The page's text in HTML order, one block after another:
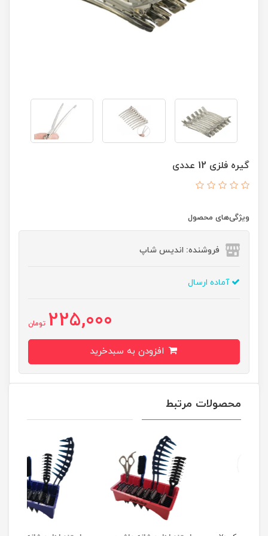
گیره فلزی 12 عددی
ویژگی‌های محصول
فروشنده: اندیس شاپ
آماده ارسال
225,000 تومان
محصولات مرتبط